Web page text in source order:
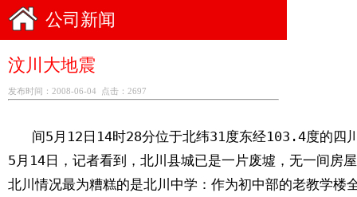
公司新闻
汶川大地震
发布时间：2008-06-04 点击：2697
间5月12日14时28分位于北纬31度东经103.4度的四
5月14日，记者看到，北川县城已是一片废墟，无一间
北川情况最为糟糕的是北川中学：作为初中部的老教学